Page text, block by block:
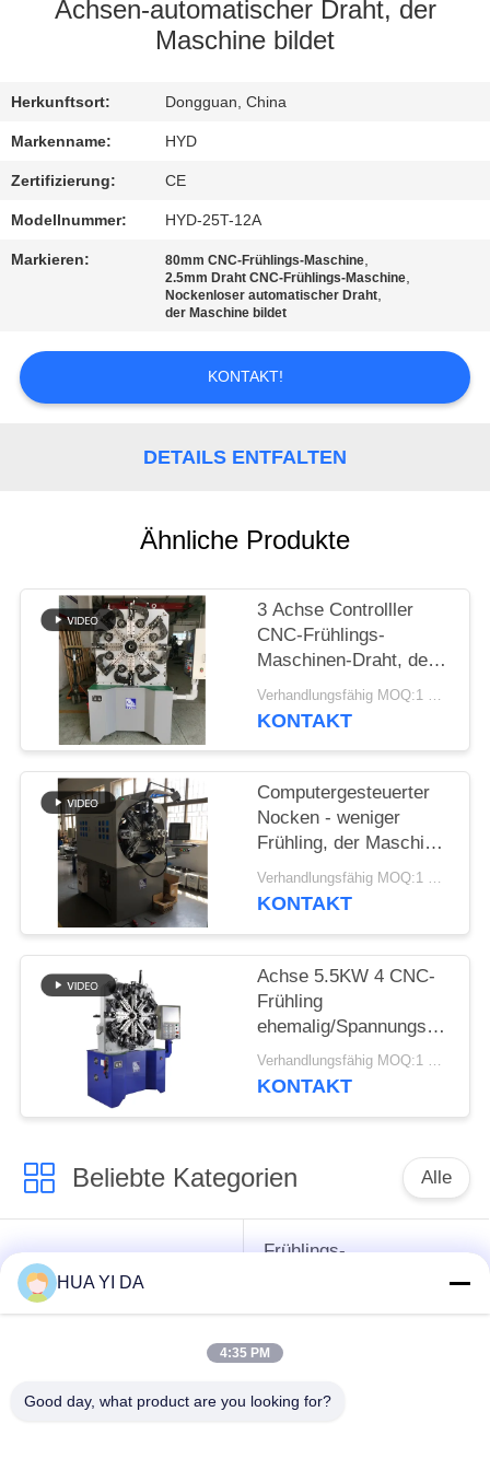
MIT
UNS
IN
VERBINDUNG
NACHRICHTEN
FORDERN
SIE EIN
POLICY
Achsen-automatischer Draht, der
Maschine bildet
Herkunftsort: Dongguan, China
Markenname: HYD
Zertifizierung: CE
Modellnummer: HYD-25T-12A
Markieren: 80mm CNC-Frühlings-Maschine,
2.5mm Draht CNC-Frühlings-Maschine,
Nockenloser automatischer Draht,
der Maschine bildet
KONTAKT!
DETAILS ENTFALTEN
Ähnliche Produkte
3 Achse Controlller
CNC-Frühlings-
Maschinen-Draht, der
Frühlings-Bieger-
Maschine bildet
Verhandlungsfähig MOQ:1 Satz
KONTAKT
Computergesteuerter
Nocken - weniger
Frühling, der Maschine
mit Draht-Dreh-12
Äxten bildet
Verhandlungsfähig MOQ:1 Satz
KONTAKT
Achse 5.5KW 4 CNC-
Frühling
ehemalig/Spannungs-
Drehungs-Frühling, der
Maschine herstellt
Verhandlungsfähig MOQ:1 Satz
KONTAKT
Beliebte Kategorien Alle
cnc-
Frühlingsmaschine
Frühlings-
Druckfeder-Maschine
Frühlings-
verbiegende
HUA YI DA
4:35 PM
Good day, what product are you looking for?